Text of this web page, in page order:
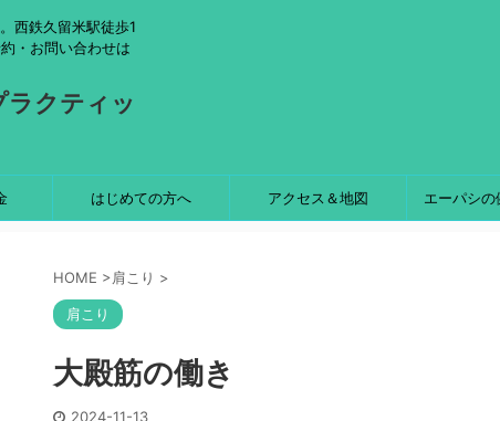
西鉄久留米駅徒歩1
・お問い合わせは
ラクティッ
はじめての方へ アクセス＆地図 エーパシ
HOME >肩こり >
肩こり
大殿筋の働き
2024-11-13